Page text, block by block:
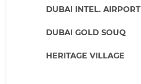
DUBAI INTEL. AIRPORT
DUBAI GOLD SOUQ
HERITAGE VILLAGE